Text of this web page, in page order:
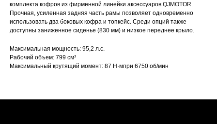
комплекта кофров из фирменной линейки аксессуаров QJMOTOR.
Прочная, усиленная задняя часть рамы позволяет одновременно
использовать два боковых кофра и топкейс. Среди опций также
доступны заниженное сиденье (830 мм) и низкое переднее крыло.
Максимальная мощность: 95,2 л.с.
Рабочий объем: 799 см³
Максимальный крутящий момент: 87 Н·мпри 6750 об/мин